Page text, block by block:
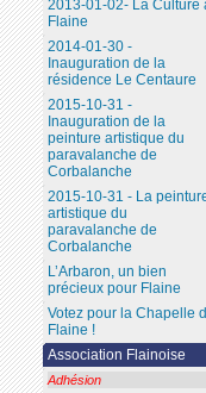
2013-01-02- La Culture
Flaine
2014-01-30 -
Inauguration de la
résidence Le Centaure
2015-10-31 -
Inauguration de la
peinture artistique du
paravalanche de
Corbalanche
2015-10-31 - La
artistique du
paravalanche de
Corbalanche
L’Arbaron, un bien
précieux pour Flaine
Votez pour la Chapelle
Flaine !
Association Flainoise
Adhésion